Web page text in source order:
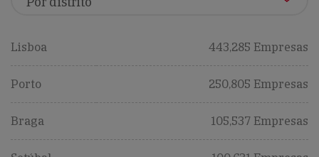
Lisboa 443,285 Empresas
Porto 250,805 Empresas
Braga 105,537 Empresas